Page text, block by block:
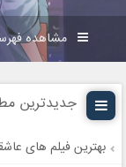
مشاهده
جدیدترین
بهترین فیلم های